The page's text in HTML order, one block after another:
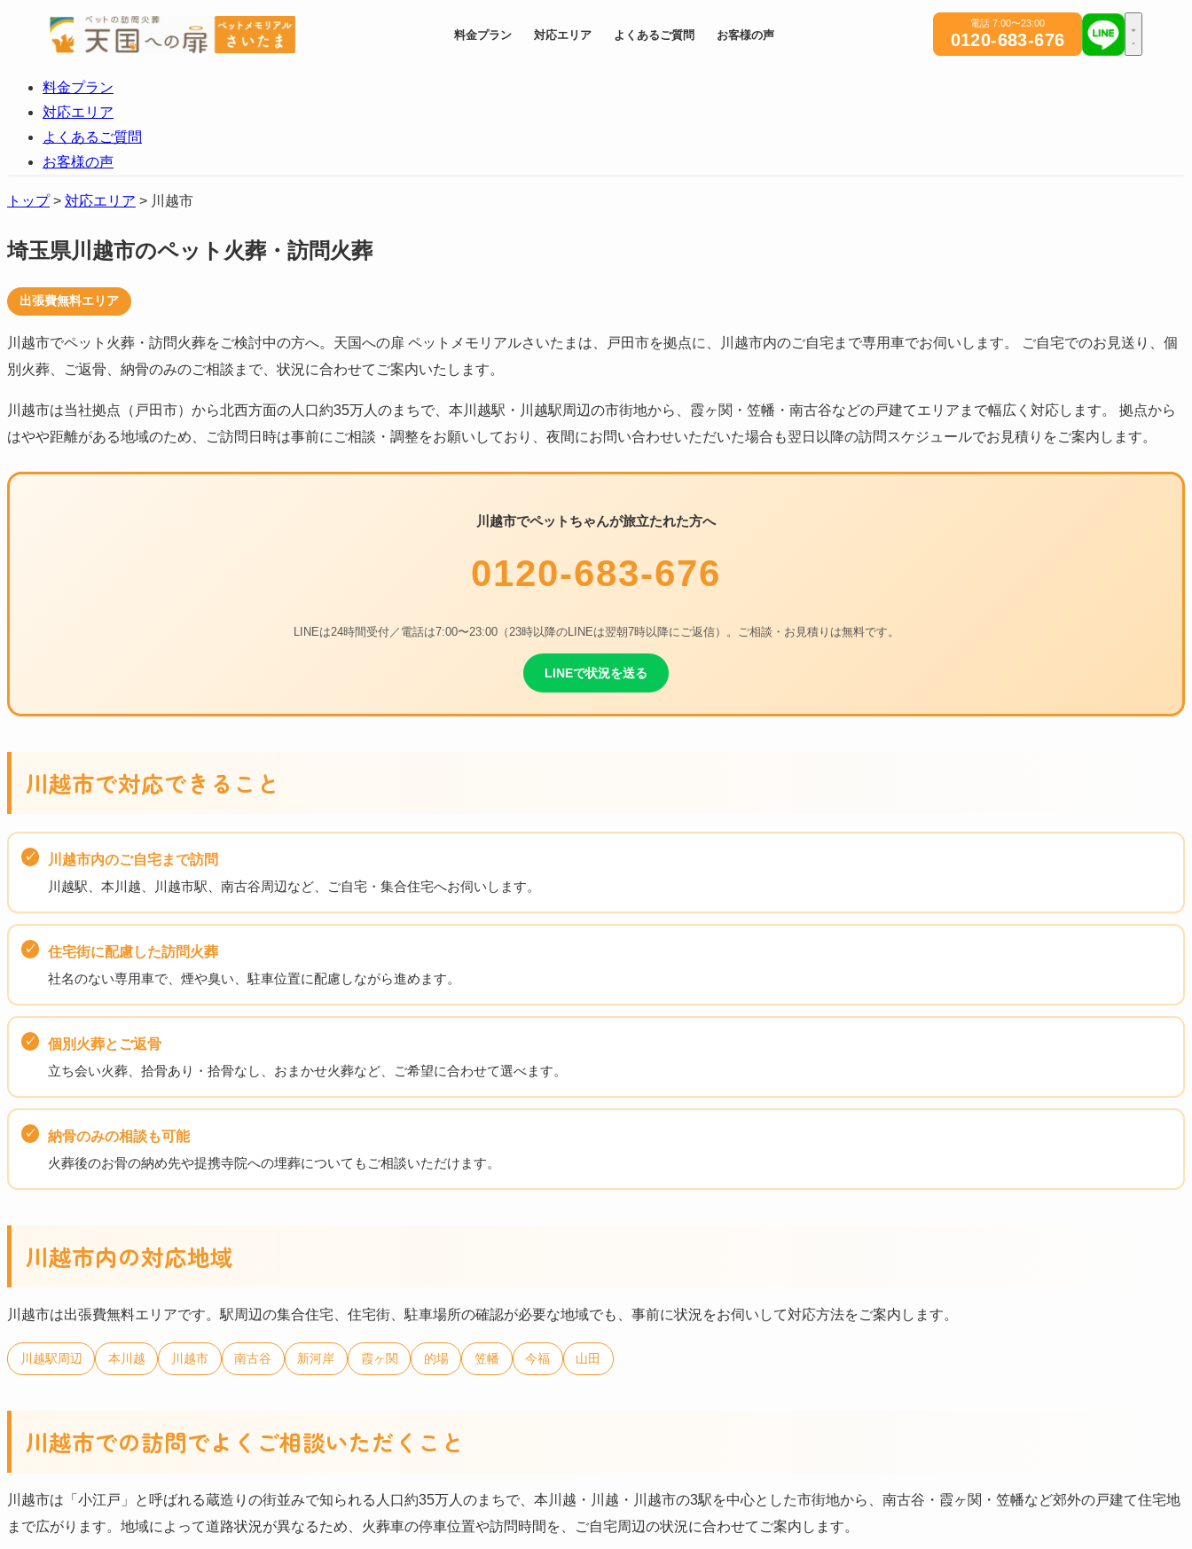
料金プラン 対応エリア よくあるご質問 お客様の声
電話 7:00〜23:00
0120-683-676
料金プラン
対応エリア
よくあるご質問
お客様の声
トップ > 対応エリア > 川越市
埼玉県川越市のペット火葬・訪問火葬
出張費無料エリア
川越市でペット火葬・訪問火葬をご検討中の方へ。天国への扉 ペットメモリアルさいたまは、戸田市を拠点に、川越市内のご自宅まで専用車でお伺いします。 ご自宅でのお見送り、個
別火葬、ご返骨、納骨のみのご相談まで、状況に合わせてご案内いたします。
川越市は当社拠点（戸田市）から北西方面の人口約35万人のまちで、本川越駅・川越駅周辺の市街地から、霞ヶ関・笠幡・南古谷などの戸建てエリアまで幅広く対応します。 拠点から
はやや距離がある地域のため、ご訪問日時は事前にご相談・調整をお願いしており、夜間にお問い合わせいただいた場合も翌日以降の訪問スケジュールでお見積りをご案内します。
川越市でペットちゃんが旅立たれた方へ
0120-683-676
LINEは24時間受付／電話は7:00〜23:00（23時以降のLINEは翌朝7時以降にご返信）。ご相談・お見積りは無料です。
LINEで状況を送る
川越市で対応できること
川越市内のご自宅まで訪問
川越駅、本川越、川越市駅、南古谷周辺など、ご自宅・集合住宅へお伺いします。
住宅街に配慮した訪問火葬
社名のない専用車で、煙や臭い、駐車位置に配慮しながら進めます。
個別火葬とご返骨
立ち会い火葬、拾骨あり・拾骨なし、おまかせ火葬など、ご希望に合わせて選べます。
納骨のみの相談も可能
火葬後のお骨の納め先や提携寺院への埋葬についてもご相談いただけます。
川越市内の対応地域
川越市は出張費無料エリアです。駅周辺の集合住宅、住宅街、駐車場所の確認が必要な地域でも、事前に状況をお伺いして対応方法をご案内します。
川越駅周辺 本川越 川越市 南古谷 新河岸 霞ヶ関 的場 笠幡 今福 山田
川越市での訪問でよくご相談いただくこと
川越市は「小江戸」と呼ばれる蔵造りの街並みで知られる人口約35万人のまちで、本川越・川越・川越市の3駅を中心とした市街地から、南古谷・霞ヶ関・笠幡など郊外の戸建て住宅地
まで広がります。地域によって道路状況が異なるため、火葬車の停車位置や訪問時間を、ご自宅周辺の状況に合わせてご案内します。